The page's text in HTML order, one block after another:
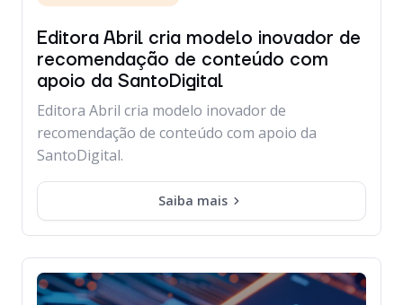
Editora Abril cria modelo inovador de
recomendação de conteúdo com
apoio da SantoDigital
Editora Abril cria modelo inovador de
recomendação de conteúdo com apoio da
SantoDigital.
Saiba mais